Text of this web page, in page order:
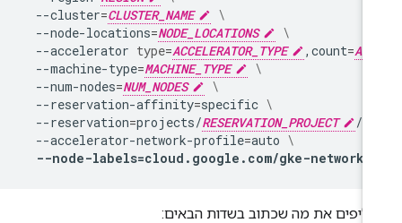
--cluster=CLUSTER_NAME
--node-locations=NODE_LOCATIONS
--accelerator type=ACCELERATOR_TYPE ,count
--machine-type=MACHINE_TYPE
--num-nodes= NUM_NODES
--reservation-affinity=specific
--reservation=projects/RESERVATION_PROJECT
--accelerator-network-profile=auto
--node-labels=cloud.google.com/gke-
את מה שכתוב בשדות הבאים: